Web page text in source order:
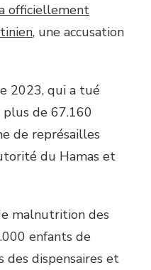
officiellement
, une accusation
2023, qui a tué
plus de 67.160
de représailles
du Hamas et
malnutrition des
enfants de
des dispensaires et